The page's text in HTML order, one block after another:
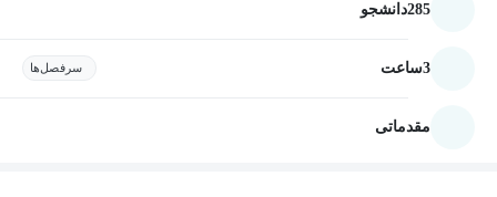
285دانشجو
3ساعت سرفصل‌ها
مقدماتی